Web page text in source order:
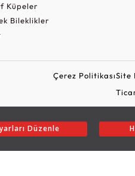
Düzenle
Küpeler
Bileklikler
Çerez PolitikasıSite
tüm hakları saklıdır.